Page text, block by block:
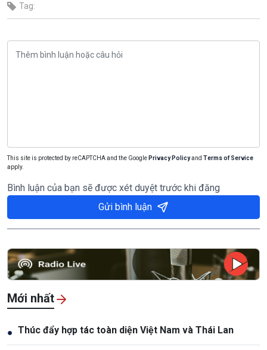
Tag:
This site is protected by reCAPTCHA and the Google Privacy Policyand Terms of Service
apply.
Bình luận của bạn sẽ được xét duyệt trước khi đăng
Gửi bình luận
Mới nhất
● Thúc đẩy hợp tác toàn diện Việt Nam và Thái Lan